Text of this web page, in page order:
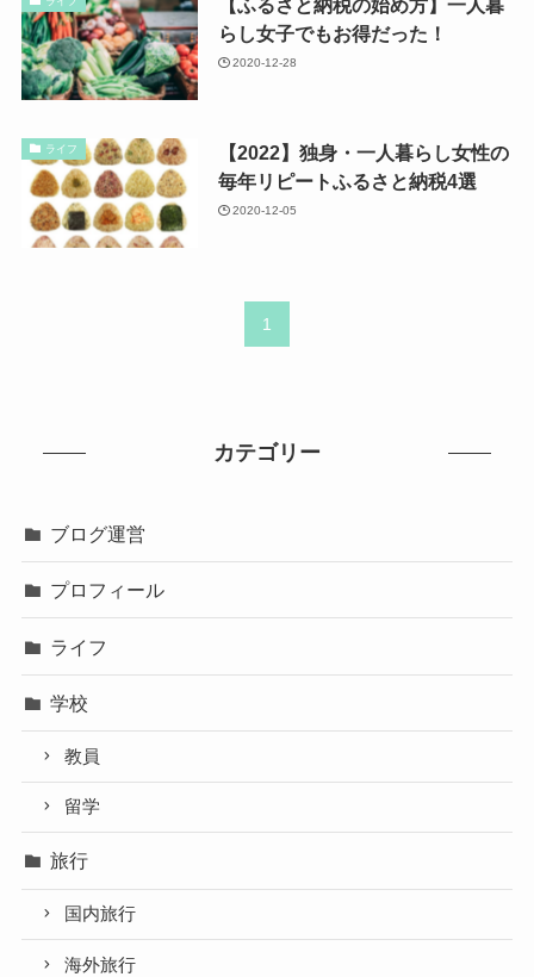
【ふるさと納税の始め方】一人暮
らし女子でもお得だった！
2020-12-28
ライフ
【2022】独身・一人暮らし女性の
毎年リピートふるさと納税4選
2020-12-05
1
カテゴリー
ブログ運営
プロフィール
ライフ
学校
教員
留学
旅行
国内旅行
海外旅行